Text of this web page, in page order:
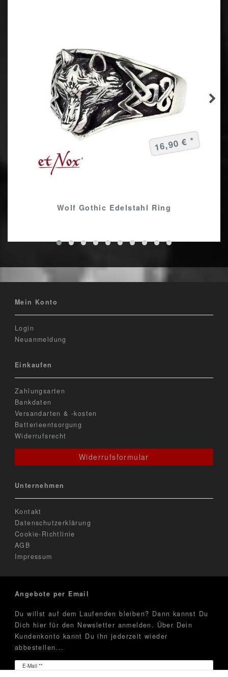
Wolf Gothic Edelstahl Ring
16,90 € *
Mein Konto
Login
Neuanmeldung
Einkaufen
Zahlungsarten
Bankdaten
Versandarten & -kosten
Batterieentsorgung
Widerrufsrecht
Widerrufsformular
Unternehmen
Kontakt
Datenschutzerklärung
Cookie-Richtlinie
AGB
Impressum
Angebote per Email
Du willst auf dem Laufenden bleiben? Dann kannst Du
Dich hier für den Newsletter anmelden. Über Dein
Kundenkonto kannt Du ihn jederzeit wieder
abbestellen...
E-Mail **
Newsletter